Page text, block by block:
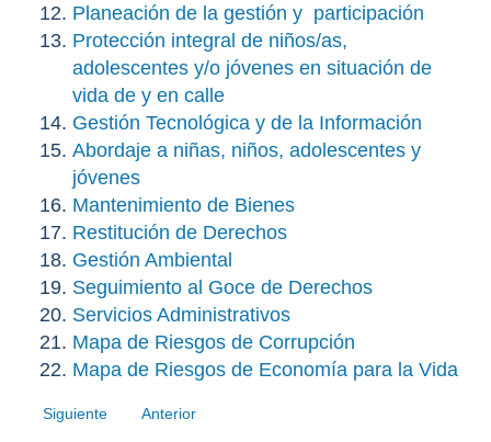
Planeación de la gestión y participación
Protección integral de niños/as,
adolescentes y/o jóvenes en situación de
vida de y en calle
Gestión Tecnológica y de la Información
Abordaje a niñas, niños, adolescentes y
jóvenes
Mantenimiento de Bienes
Restitución de Derechos
Gestión Ambiental
Seguimiento al Goce de Derechos
Servicios Administrativos
Mapa de Riesgos de Corrupción
Mapa de Riesgos de Economía para la Vida
Siguiente Anterior